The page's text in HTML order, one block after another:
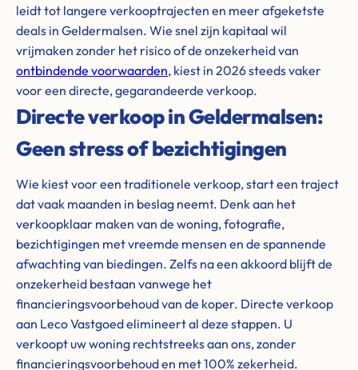
leidt tot langere verkooptrajecten en meer afgeketste
deals in Geldermalsen. Wie snel zijn kapitaal wil
vrijmaken zonder het risico of de onzekerheid van
ontbindende voorwaarden, kiest in 2026 steeds vaker
voor een directe, gegarandeerde verkoop.
Directe verkoop in Geldermalsen:
Geen stress of bezichtigingen
Wie kiest voor een traditionele verkoop, start een traject
dat vaak maanden in beslag neemt. Denk aan het
verkoopklaar maken van de woning, fotografie,
bezichtigingen met vreemde mensen en de spannende
afwachting van biedingen. Zelfs na een akkoord blijft de
onzekerheid bestaan vanwege het
financieringsvoorbehoud van de koper. Directe verkoop
aan Leco Vastgoed elimineert al deze stappen. U
verkoopt uw woning rechtstreeks aan ons, zonder
financieringsvoorbehoud en met 100% zekerheid.